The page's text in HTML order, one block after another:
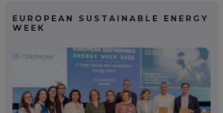
EUROPEAN SUSTAINABLE ENERGY
WEEK